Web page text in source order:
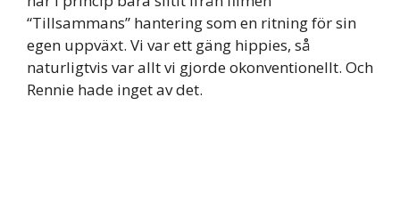
“Tillsammans” hantering som en ritning för sin
egen uppväxt. Vi var ett gäng hippies, så
naturligtvis var allt vi gjorde okonventionellt. Och
Rennie hade inget av det.